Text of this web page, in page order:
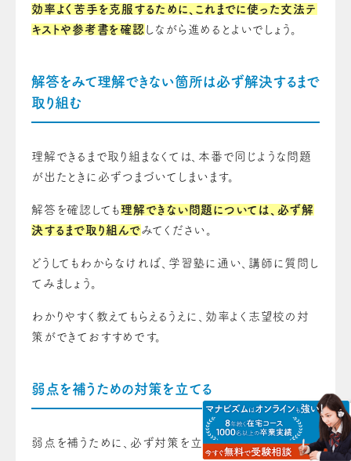
効率よく苦手を克服するために、これまでに使った文法テ
キストや参考書を確認 しながら進めるとよいでしょう。
解答をみて理解できない箇所は必ず解決するまで
取り組む
理解できるまで取り組まなくては、本番で同じような問題
が出たときに必ずつまづいてしまいます。
解答を確認しても 理解できない問題については、必ず解
決するまで取り組んでみてください。
どうしてもわからなければ、学習塾に通い、講師に質問し
てみましょう。
わかりやすく教えてもらえるうえに、効率よく志望校の対
策ができておすすめです。
弱点を補うための対策を立てる
弱点を補うために、必ず対策を立てましょう。